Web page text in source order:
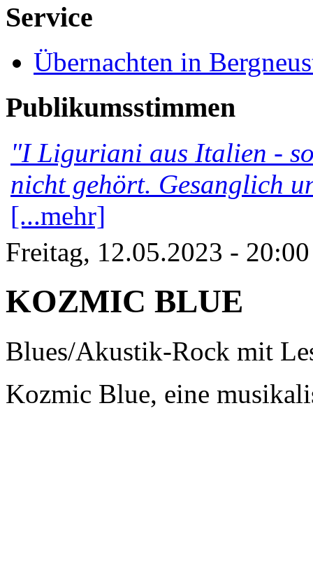
Service
Übernachten in
Publikumsstimmen
"I Liguriani aus Italien -
nicht gehört. Gesanglich
[...mehr]
Freitag, 12.05.2023 - 20:00
KOZMIC BLUE
Blues/Akustik-Rock mit
Kozmic Blue, eine